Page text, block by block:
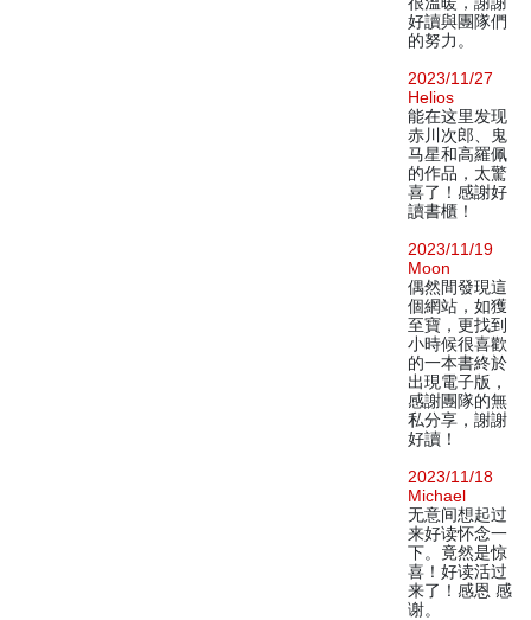
好讀與團隊們
的努力。
2023/11/27
Helios
能在这里发现
赤川次郎、鬼
马星和高羅佩
的作品，太驚
喜了！感謝好
讀書櫃！
2023/11/19
Moon
偶然間發現這
個網站，如獲
至寶，更找到
小時候很喜歡
的一本書終於
出現電子版，
感謝團隊的無
私分享，謝謝
好讀！
2023/11/18
Michael
无意间想起过
来好读怀念一
下。竟然是惊
喜！好读活过
来了！感恩 感
谢。